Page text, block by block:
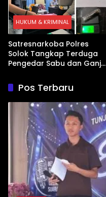
HUKUM & KRIMINAL
Satresnarkoba Polres
Solok Tangkap Terduga
Pengedar Sabu dan Ganja
Pos Terbaru